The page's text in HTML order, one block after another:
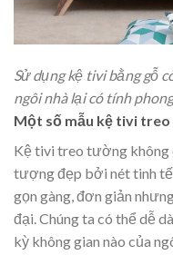
Sử dụng kệ tivi bằng gỗ
ngôi nhà lại có tính
Một số mẫu kệ tivi
Kệ tivi treo tường không
tượng đẹp bởi nét tinh
gọn gàng, đơn giản
đại. Chúng ta có thể dễ
kỳ không gian nào của